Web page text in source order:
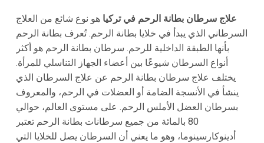
علاج سرطان بطانة الرحم في تركيا هو نوع شائع من العلاج
السرطاني الذي يبدأ في خلايا بطانة الرحم. تُعرف بطانة الرحم
بأنها الطبقة الداخلية للرحم. سرطان بطانة الرحم هو أكثر
أنواع السرطان شيوعًا بين أعضاء الجهاز التناسلي للمرأة.
يختلف علاج سرطان بطانة الرحم عن علاج السرطان الذي
ينشأ في الأنسجة الضامة أو العضلات في الرحم، والمعروف
بسرطان العضل الأملس الرحم. على مستوى العالم، حوالي
80 بالمائة من جميع سرطانات بطانة الرحم تعتبر
أدينوكارسينوما، وهو ما يعني أن السرطان يصل للخلايا التي